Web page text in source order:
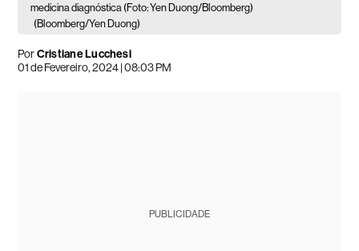
medicina diagnóstica (Foto: Yen Duong/Bloomberg)
(Bloomberg/Yen Duong)
PorCristiane Lucchesi
01 de Fevereiro, 2024 | 08:03 PM
PUBLICIDADE